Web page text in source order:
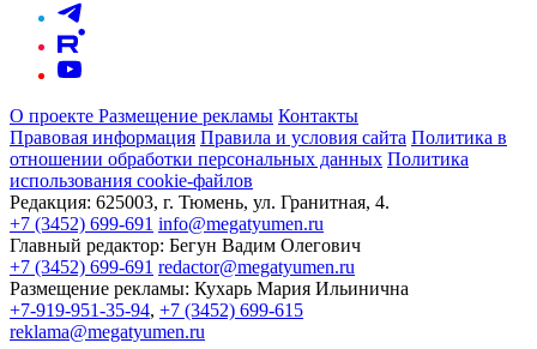
О проекте Размещение рекламы Контакты
Правовая информация Правила и условия сайта Политика в
отношении обработки персональных данных Политика
использования cookie-файлов
Редакция: 625003, г. Тюмень, ул. Гранитная, 4.
+7 (3452) 699-691 info@megatyumen.ru
Главный редактор: Бегун Вадим Олегович
+7 (3452) 699-691 redactor@megatyumen.ru
Размещение рекламы: Кухарь Мария Ильинична
+7-919-951-35-94, +7 (3452) 699-615
reklama@megatyumen.ru